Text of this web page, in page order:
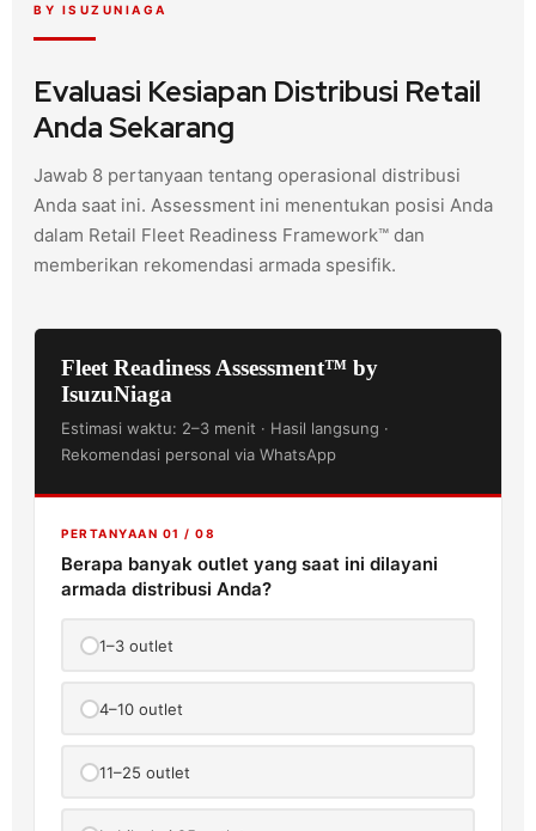
BY ISUZUNIAGA
Evaluasi Kesiapan Distribusi Retail
Anda Sekarang
Jawab 8 pertanyaan tentang operasional distribusi
Anda saat ini. Assessment ini menentukan posisi Anda
dalam Retail Fleet Readiness Framework™ dan
memberikan rekomendasi armada spesifik.
Fleet Readiness Assessment™ by
IsuzuNiaga
Estimasi waktu: 2–3 menit · Hasil langsung ·
Rekomendasi personal via WhatsApp
PERTANYAAN 01 / 08
Berapa banyak outlet yang saat ini dilayani
armada distribusi Anda?
1–3 outlet
4–10 outlet
11–25 outlet